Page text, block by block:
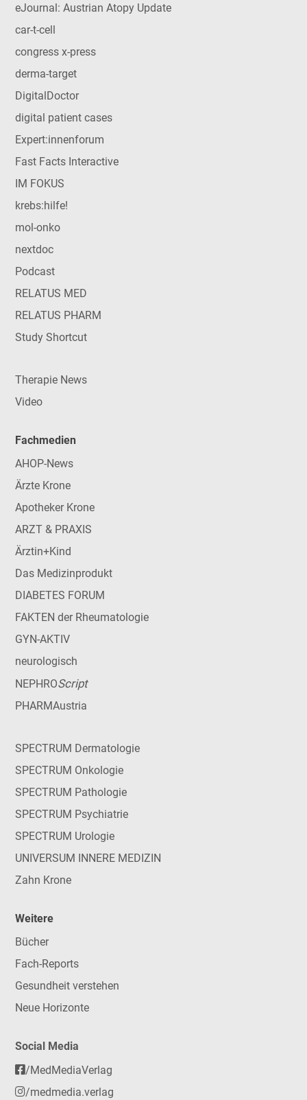
eJournal: Austrian Atopy Update
car-t-cell
congress x-press
derma-target
DigitalDoctor
digital patient cases
Expert:innenforum
Fast Facts Interactive
IM FOKUS
krebs:hilfe!
mol-onko
nextdoc
Podcast
RELATUS MED
RELATUS PHARM
Study Shortcut
Therapie News
Video
Fachmedien
AHOP-News
Ärzte Krone
Apotheker Krone
ARZT & PRAXIS
Ärztin+Kind
Das Medizinprodukt
DIABETES FORUM
FAKTEN der Rheumatologie
GYN-AKTIV
neurologisch
NEPHROScript
PHARMAustria
SPECTRUM Dermatologie
SPECTRUM Onkologie
SPECTRUM Pathologie
SPECTRUM Psychiatrie
SPECTRUM Urologie
UNIVERSUM INNERE MEDIZIN
Zahn Krone
Weitere
Bücher
Fach-Reports
Gesundheit verstehen
Neue Horizonte
Social Media
/MedMediaVerlag
/medmedia.verlag